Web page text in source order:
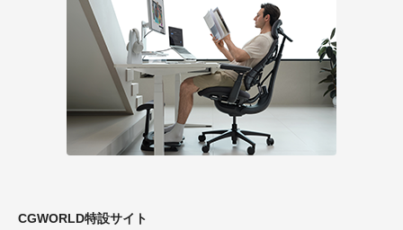
CGWORLD特設サイト